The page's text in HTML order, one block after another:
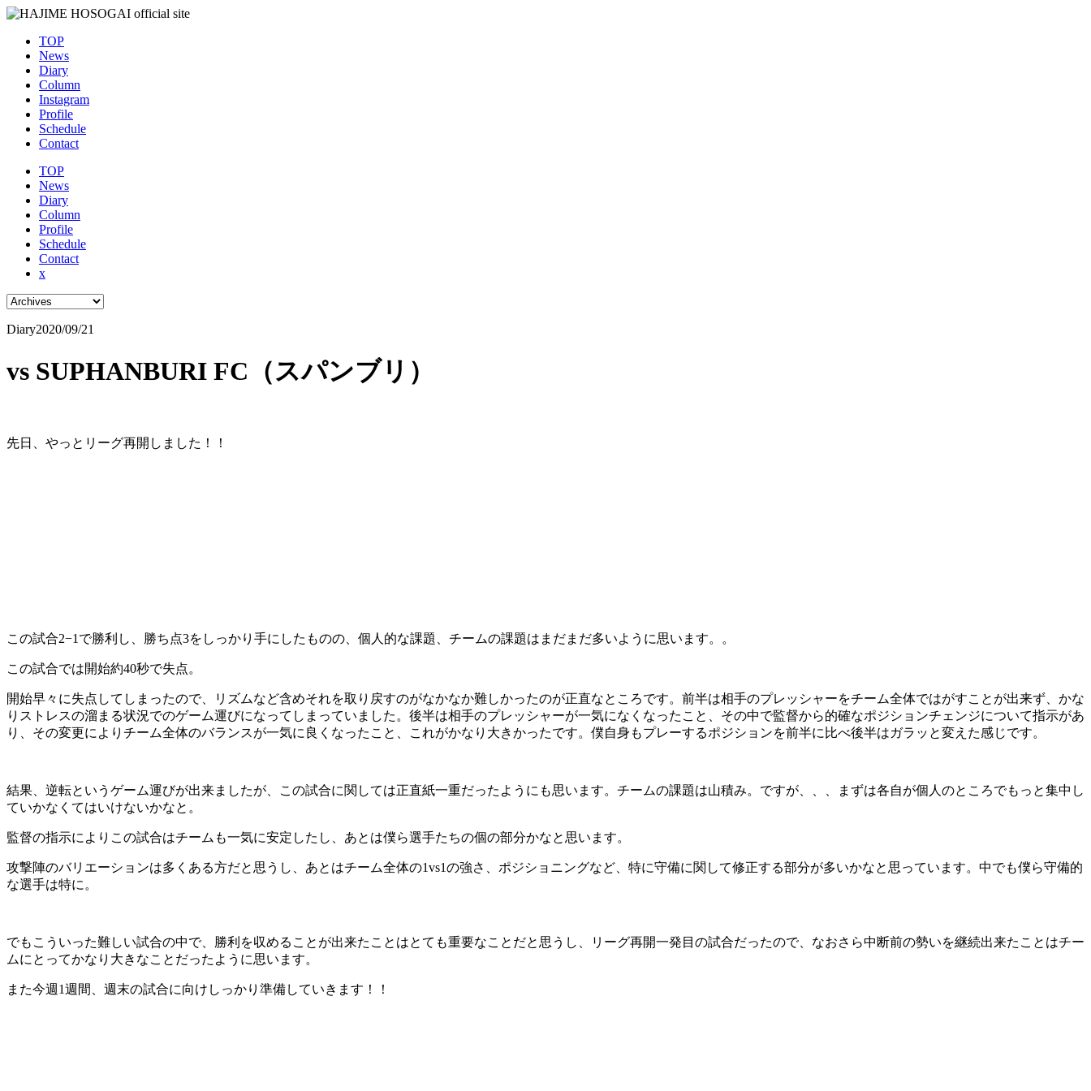
TOP
News
Diary
Column
Instagram
Profile
Schedule
Contact
TOP
News
Diary
Column
Profile
Schedule
Contact
x
Diary2020/09/21
vs SUPHANBURI FC（スパンブリ）
先日、やっとリーグ再開しました！！
この試合2−1で勝利し、勝ち点3をしっかり手にしたものの、個人的な課題、チームの課題はまだまだ多いように思います。。
この試合では開始約40秒で失点。
開始早々に失点してしまったので、リズムなど含めそれを取り戻すのがなかなか難しかったのが正直なところです。前半は相手のプレッシャーをチーム全体ではがすことが出来ず、かな
りストレスの溜まる状況でのゲーム運びになってしまっていました。後半は相手のプレッシャーが一気になくなったこと、その中で監督から的確なポジションチェンジについて指示があ
り、その変更によりチーム全体のバランスが一気に良くなったこと、これがかなり大きかったです。僕自身もプレーするポジションを前半に比べ後半はガラッと変えた感じです。
結果、逆転というゲーム運びが出来ましたが、この試合に関しては正直紙一重だったようにも思います。チームの課題は山積み。ですが、、、まずは各自が個人のところでもっと集中し
ていかなくてはいけないかなと。
監督の指示によりこの試合はチームも一気に安定したし、あとは僕ら選手たちの個の部分かなと思います。
攻撃陣のバリエーションは多くある方だと思うし、あとはチーム全体の1vs1の強さ、ポジショニングなど、特に守備に関して修正する部分が多いかなと思っています。中でも僕ら守備的
な選手は特に。
でもこういった難しい試合の中で、勝利を収めることが出来たことはとても重要なことだと思うし、リーグ再開一発目の試合だったので、なおさら中断前の勢いを継続出来たことはチー
ムにとってかなり大きなことだったように思います。
また今週1週間、週末の試合に向けしっかり準備していきます！！